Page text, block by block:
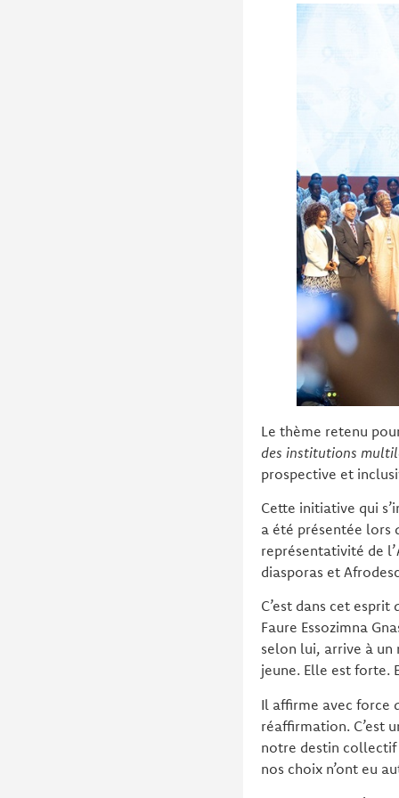
Le thème retenu
des institutions
prospective et
Cette initiative qui
a été présentée lors
représentativité de
diasporas et
C’est dans cet
Faure Essozimna
selon lui, arrive à un
jeune. Elle est forte.
Il affirme avec force
réaffirmation. C’est
notre destin collectif
nos choix n’ont eu